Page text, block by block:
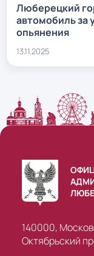
Люберецкий
автомобиль за
опьянения
13.11.2025
140000,
Октябрьский